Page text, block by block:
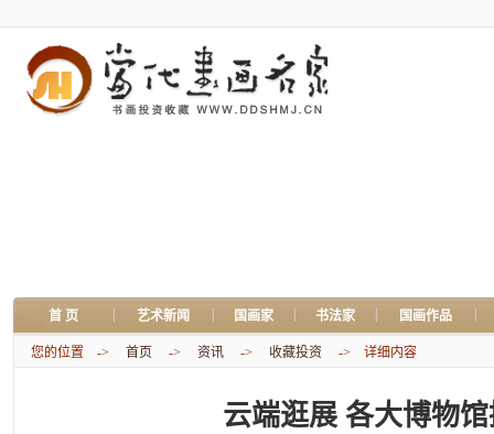
首 页 艺术新闻 国画家 书法家 国画作品
您的位置 -> 首页 -> 资讯 -> 收藏投资 -> 详细内容
云端逛展 各大博物